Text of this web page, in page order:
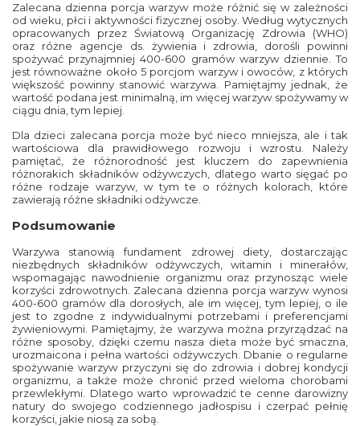
Zalecana dzienna porcja warzyw może różnić się w zależności
od wieku, płci i aktywności fizycznej osoby. Według wytycznych
opracowanych przez Światową Organizację Zdrowia (WHO)
oraz różne agencje ds. żywienia i zdrowia, dorośli powinni
spożywać przynajmniej 400-600 gramów warzyw dziennie. To
jest równoważne około 5 porcjom warzyw i owoców, z których
większość powinny stanowić warzywa. Pamiętajmy jednak, że
wartość podana jest minimalną, im więcej warzyw spożywamy w
ciągu dnia, tym lepiej.
Dla dzieci zalecana porcja może być nieco mniejsza, ale i tak
wartościowa dla prawidłowego rozwoju i wzrostu. Należy
pamiętać, że różnorodność jest kluczem do zapewnienia
różnorakich składników odżywczych, dlatego warto sięgać po
różne rodzaje warzyw, w tym te o różnych kolorach, które
zawierają różne składniki odżywcze.
Podsumowanie
Warzywa stanowią fundament zdrowej diety, dostarczając
niezbędnych składników odżywczych, witamin i minerałów,
wspomagając nawodnienie organizmu oraz przynosząc wiele
korzyści zdrowotnych. Zalecana dzienna porcja warzyw wynosi
400-600 gramów dla dorosłych, ale im więcej, tym lepiej, o ile
jest to zgodne z indywidualnymi potrzebami i preferencjami
żywieniowymi. Pamiętajmy, że warzywa można przyrządzać na
różne sposoby, dzięki czemu nasza dieta może być smaczna,
urozmaicona i pełna wartości odżywczych. Dbanie o regularne
spożywanie warzyw przyczyni się do zdrowia i dobrej kondycji
organizmu, a także może chronić przed wieloma chorobami
przewlekłymi. Dlatego warto wprowadzić te cenne darowizny
natury do swojego codziennego jadłospisu i czerpać pełnię
korzyści, jakie niosą za sobą.